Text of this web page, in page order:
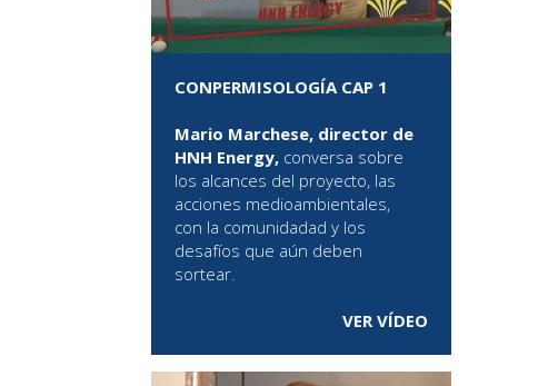
CONPERMISOLOGÍA CAP 1
Mario Marchese, director de
HNH Energy, conversa sobre
los alcances del proyecto, las
acciones medioambientales,
con la comunidadad y los
desafíos que aún deben
sortear.
VER VÍDEO